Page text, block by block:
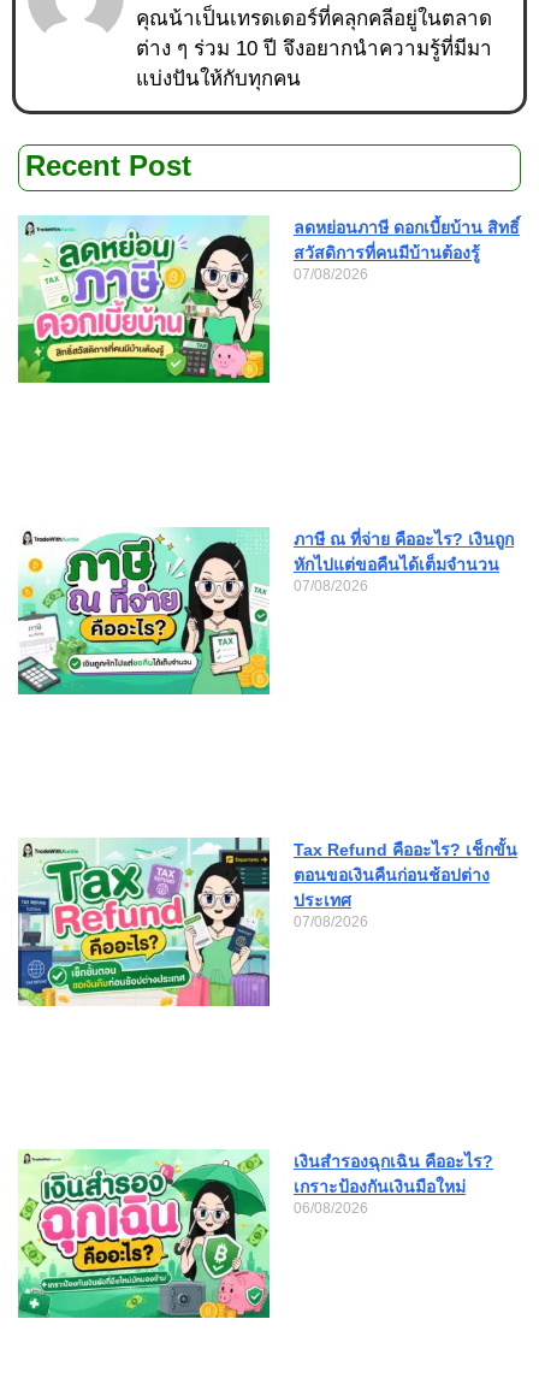
คุณน้าเป็นเทรดเดอร์ที่คลุกคลีอยู่ในตลาด
ต่าง ๆ ร่วม 10 ปี จึงอยากนำความรู้ที่มีมา
แบ่งปันให้กับทุกคน
Recent Post
ลดหย่อนภาษี ดอกเบี้ยบ้าน สิทธิ์
สวัสดิการที่คนมีบ้านต้องรู้
07/08/2026
ภาษี ณ ที่จ่าย คืออะไร? เงินถูก
หักไปแต่ขอคืนได้เต็มจำนวน
07/08/2026
Tax Refund คืออะไร? เช็กขั้น
ตอนขอเงินคืนก่อนช้อปต่าง
ประเทศ
07/08/2026
เงินสำรองฉุกเฉิน คืออะไร?
เกราะป้องกันเงินมือใหม่
06/08/2026